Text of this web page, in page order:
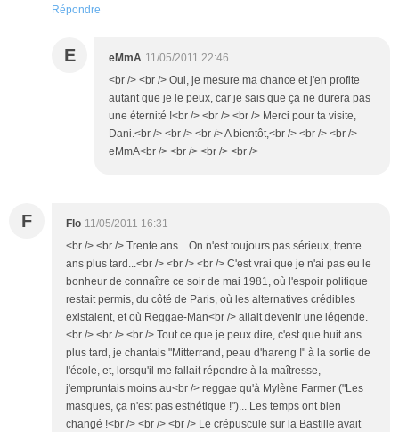
Répondre
E eMmA 11/05/2011 22:46
<br /> <br /> Oui, je mesure ma chance et j'en profite
autant que je le peux, car je sais que ça ne durera pas
une éternité !<br /> <br /> <br /> Merci pour ta visite,
Dani.<br /> <br /> <br /> A bientôt,<br /> <br /> <br />
eMmA<br /> <br /> <br /> <br />
F Flo 11/05/2011 16:31
<br /> <br /> Trente ans... On n'est toujours pas sérieux, trente
ans plus tard...<br /> <br /> <br /> C'est vrai que je n'ai pas eu le
bonheur de connaître ce soir de mai 1981, où l'espoir politique
restait permis, du côté de Paris, où les alternatives crédibles
existaient, et où Reggae-Man<br /> allait devenir une légende.
<br /> <br /> <br /> Tout ce que je peux dire, c'est que huit ans
plus tard, je chantais "Mitterrand, peau d'hareng !" à la sortie de
l'école, et, lorsqu'il me fallait répondre à la maîtresse,
j'empruntais moins au<br /> reggae qu'à Mylène Farmer ("Les
masques, ça n'est pas esthétique !")... Les temps ont bien
changé !<br /> <br /> <br /> Le crépuscule sur la Bastille avait